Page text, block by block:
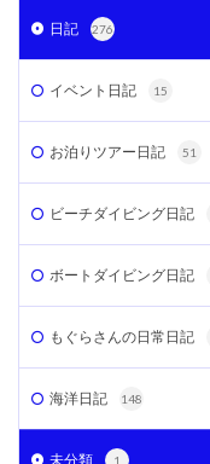
日記 276
イベント日記 15
お泊りツアー日記 51
ビーチダイビング日記
ボートダイビング日記
もぐらさんの日常日記
海洋日記 148
未分類 1